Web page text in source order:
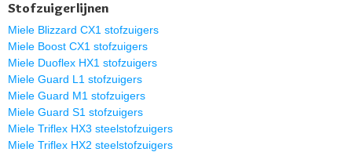
Stofzuigerlijnen
Miele Blizzard CX1 stofzuigers
Miele Boost CX1 stofzuigers
Miele Duoflex HX1 stofzuigers
Miele Guard L1 stofzuigers
Miele Guard M1 stofzuigers
Miele Guard S1 stofzuigers
Miele Triflex HX3 steelstofzuigers
Miele Triflex HX2 steelstofzuigers